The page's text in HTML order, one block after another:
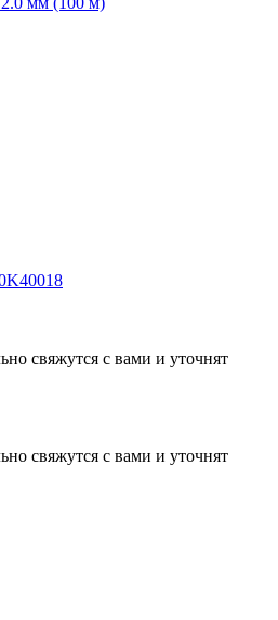
свяжутся с вами и уточнят
свяжутся с вами и уточнят